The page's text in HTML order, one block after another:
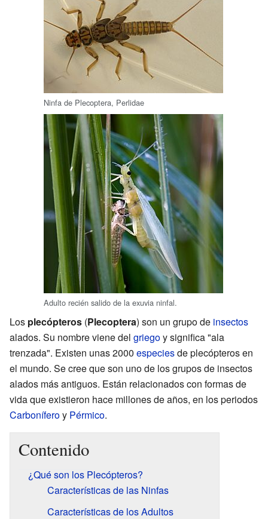
Ninfa de Plecoptera, Perlidae
Adulto recién salido de la exuvia ninfal.
Los plecópteros (Plecoptera) son un grupo de insectos
alados. Su nombre viene del griegoy significa "ala
trenzada". Existen unas 2000 especiesde plecópteros en
el mundo. Se cree que son uno de los grupos de insectos
alados más antiguos. Están relacionados con formas de
vida que existieron hace millones de años, en los periodos
Carboníferoy Pérmico.
Contenido
¿Qué son los Plecópteros?
Características de las Ninfas
Características de los Adultos